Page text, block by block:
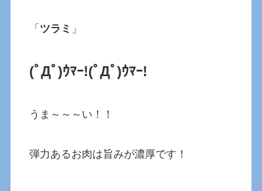
「 ツラミ 」
(ﾟДﾟ)ｳﾏｰ!(ﾟДﾟ)ｳﾏｰ!
うま～～～い！！
弾力あるお肉は旨みが濃厚です！